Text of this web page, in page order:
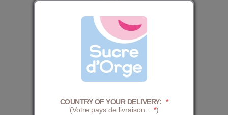
GIGOTEUSE 0/6M MEDDY VELOURS DOUX SANS MANCHES
31,99 € 25,59 €
COUNTRY OF YOUR DELIVERY: *
(Votre pays de livraison :
*)